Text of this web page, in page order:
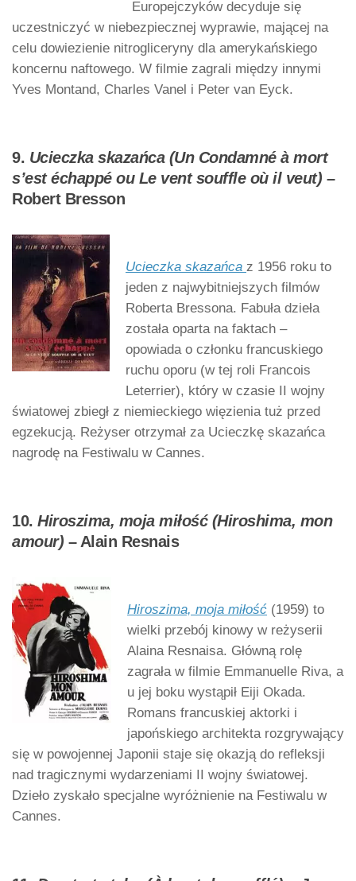
Europejczyków decyduje się
uczestniczyć w niebezpiecznej wyprawie, mającej na
celu dowiezienie nitrogliceryny dla amerykańskiego
koncernu naftowego. W filmie zagrali między innymi
Yves Montand, Charles Vanel i Peter van Eyck.
9. Ucieczka skazańca (Un Condamné à mort
s’est échappé ou Le vent souffle où il veut) –
Robert Bresson
Ucieczka skazańca z 1956 roku to
jeden z najwybitniejszych filmów
Roberta Bressona. Fabuła dzieła
została oparta na faktach –
opowiada o członku francuskiego
ruchu oporu (w tej roli Francois
Leterrier), który w czasie II wojny
światowej zbiegł z niemieckiego więzienia tuż przed
egzekucją. Reżyser otrzymał za Ucieczkę skazańca
nagrodę na Festiwalu w Cannes.
10. Hiroszima, moja miłość (Hiroshima, mon
amour) – Alain Resnais
Hiroszima, moja miłość (1959) to
wielki przebój kinowy w reżyserii
Alaina Resnaisa. Główną rolę
zagrała w filmie Emmanuelle Riva, a
u jej boku wystąpił Eiji Okada.
Romans francuskiej aktorki i
japońskiego architekta rozgrywający
się w powojennej Japonii staje się okazją do refleksji
nad tragicznymi wydarzeniami II wojny światowej.
Dzieło zyskało specjalne wyróżnienie na Festiwalu w
Cannes.